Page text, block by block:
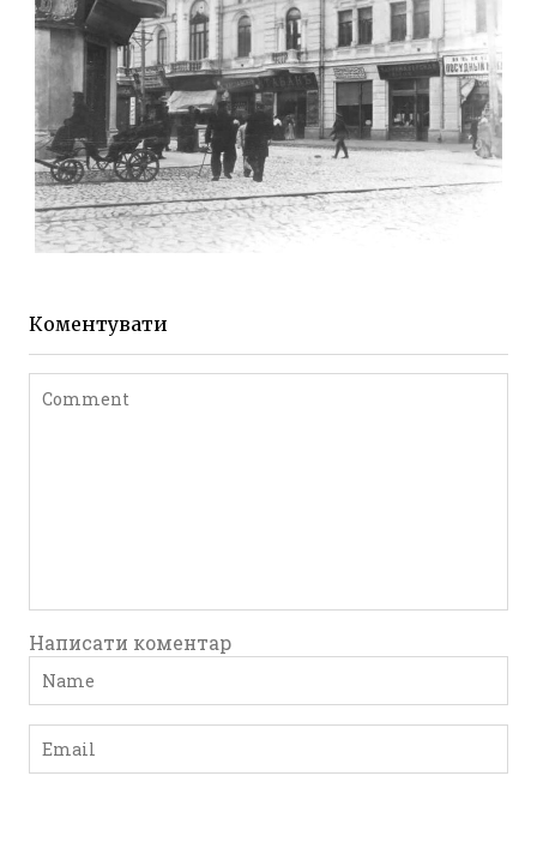
ЖИТОМИР МИХАЙЛІВСЬКА 1903 РОКУ
Коментувати
Написати коментар